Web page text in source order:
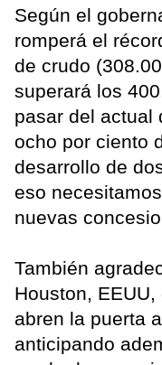
Según el
romperá el
de crudo
superará los
pasar del actual
ocho por ciento
desarrollo de
eso
nuevas
También
Houston, EEUU,
abren la puerta
anticipando